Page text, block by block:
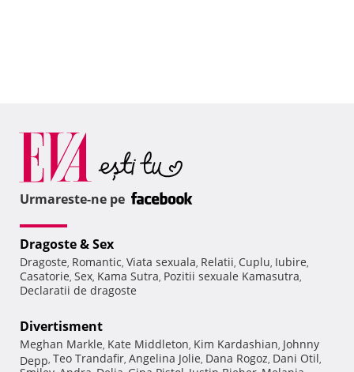
Urmareste-ne pe
Dragoste & Sex
Dragoste, Romantic, Viata sexuala, Relatii, Cuplu, Iubire,
Casatorie, Sex, Kama Sutra, Pozitii sexuale Kamasutra,
Declaratii de dragoste
Divertisment
Meghan Markle, Kate Middleton, Kim Kardashian, Johnny
Depp, Teo Trandafir, Angelina Jolie, Dana Rogoz, Dani Otil,